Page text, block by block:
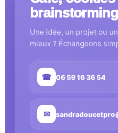
Une idée, un projet ou
mieux ? Échangeons
☎ 06 59 16 36 54
✉